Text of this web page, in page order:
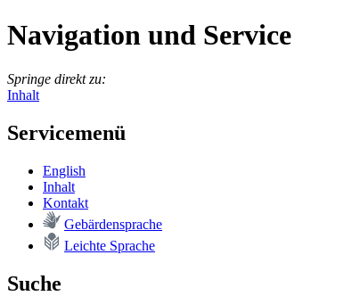
Navigation und Service
Springe direkt zu:
Inhalt
Servicemenü
English
In­halt
Kon­takt
Ge­bär­den­spra­che
Leich­te Spra­che
Suche